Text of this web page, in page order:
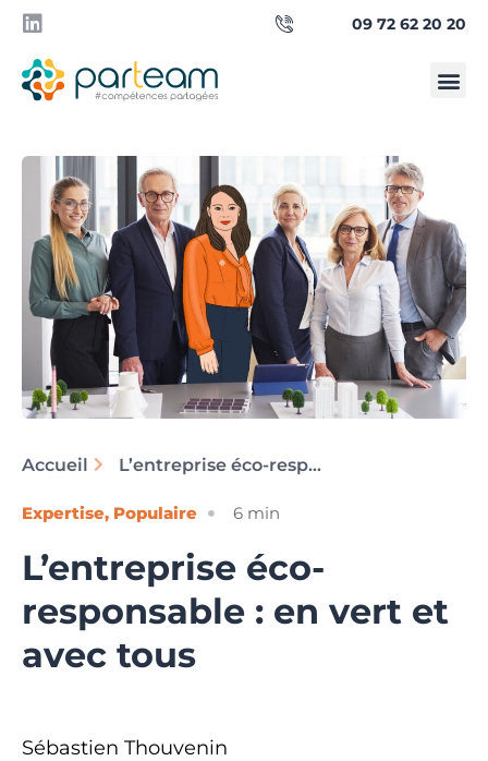
09 72 62 20 20
Accueil L’entreprise éco-responsable : en vert et avec tous
Expertise, Populaire 6 min
L’entreprise éco-
responsable : en vert et
avec tous
Sébastien Thouvenin